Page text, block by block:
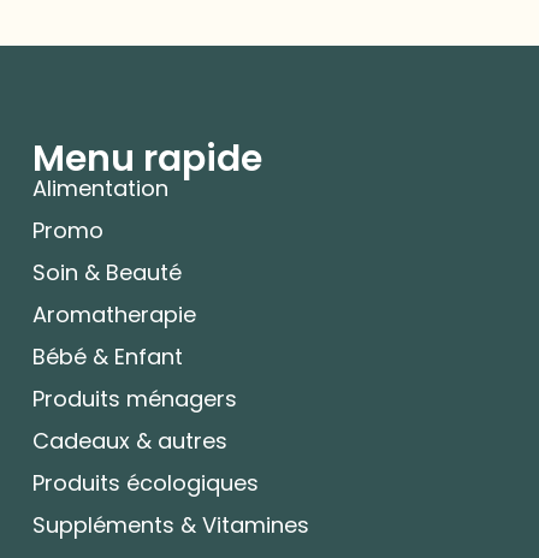
Menu rapide
Alimentation
Promo
Soin & Beauté
Aromatherapie
Bébé & Enfant
Produits ménagers
Cadeaux & autres
Produits écologiques
Suppléments & Vitamines